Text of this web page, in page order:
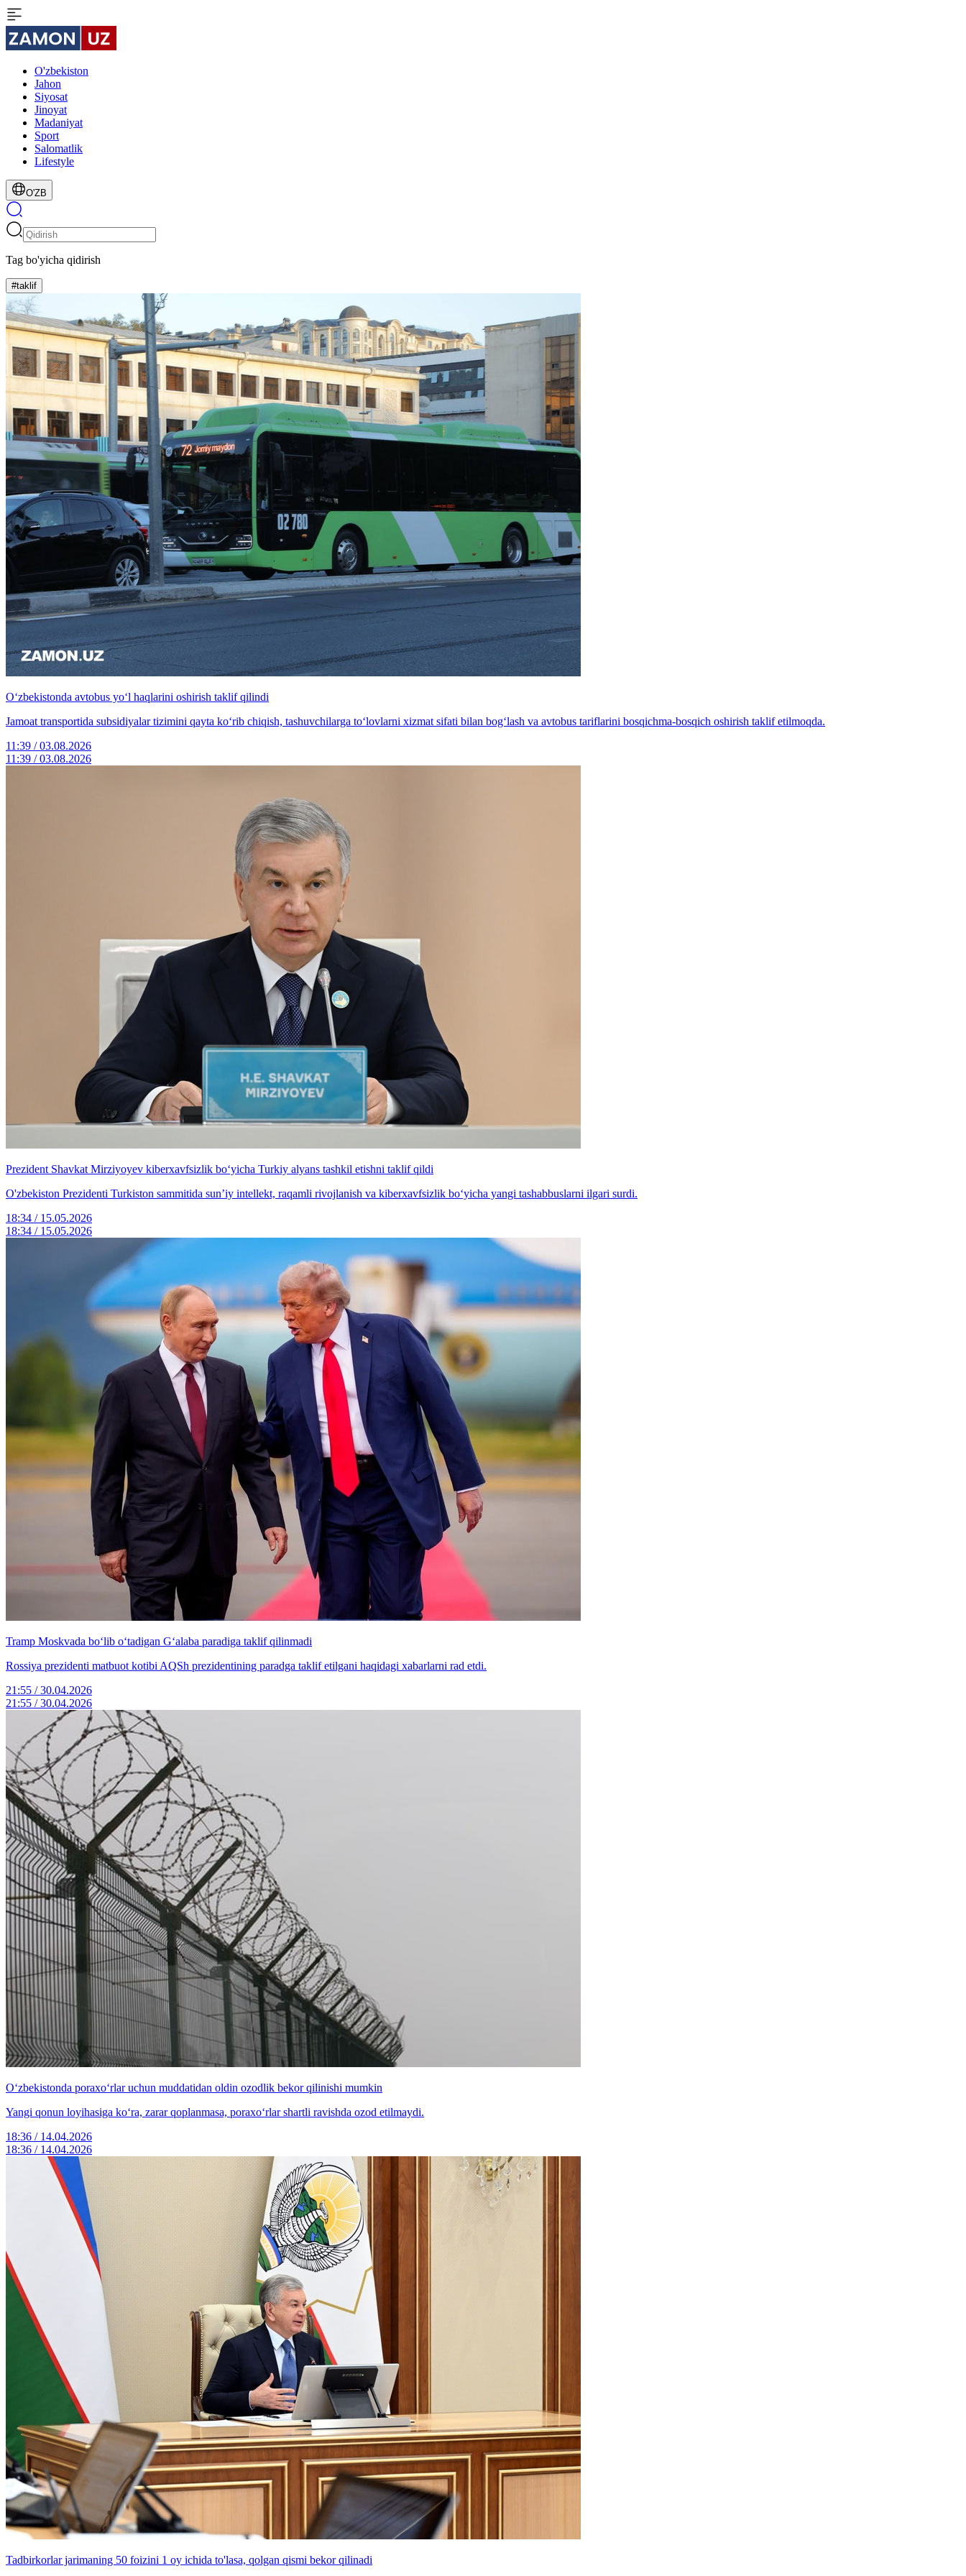
O'zbekiston
Jahon
Siyosat
Jinoyat
Madaniyat
Sport
Salomatlik
Lifestyle
O'ZB
Tag bo'yicha qidirish
#taklif
O‘zbekistonda avtobus yo‘l haqlarini oshirish taklif qilindi
Jamoat transportida subsidiyalar tizimini qayta ko‘rib chiqish, tashuvchilarga to‘lovlarni xizmat sifati bilan bog‘lash va avtobus tariflarini bosqichma-bosqich oshirish taklif etilmoqda.
11:39 / 03.08.2026
11:39 / 03.08.2026
Prezident Shavkat Mirziyoyev kiberxavfsizlik boʻyicha Turkiy alyans tashkil etishni taklif qildi
O'zbekiston Prezidenti Turkiston sammitida sunʼiy intellekt, raqamli rivojlanish va kiberxavfsizlik boʻyicha yangi tashabbuslarni ilgari surdi.
18:34 / 15.05.2026
18:34 / 15.05.2026
Tramp Moskvada bo‘lib o‘tadigan G‘alaba paradiga taklif qilinmadi
Rossiya prezidenti matbuot kotibi AQSh prezidentining paradga taklif etilgani haqidagi xabarlarni rad etdi.
21:55 / 30.04.2026
21:55 / 30.04.2026
O‘zbekistonda poraxo‘rlar uchun muddatidan oldin ozodlik bekor qilinishi mumkin
Yangi qonun loyihasiga ko‘ra, zarar qoplanmasa, poraxo‘rlar shartli ravishda ozod etilmaydi.
18:36 / 14.04.2026
18:36 / 14.04.2026
Tadbirkorlar jarimaning 50 foizini 1 oy ichida to'lasa, qolgan qismi bekor qilinadi